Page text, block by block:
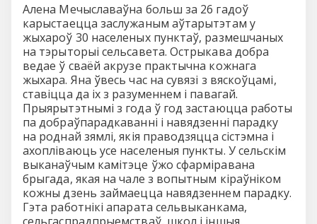
Алена Мечыславаўна больш за 26 гадоў
карыстаецца заслужаным аўтарытэтам у
жыхароў 30 населеных пунктаў, размешчаных
на тэрыторыі сельсавета. Острыкава добра
ведае ў сваёй акрузе практычна кожнага
жыхара. Яна ўвесь час на сувязі з вяскоўцамі,
ставіцца да іх з разуменнем і павагай.
Прыярытэтнымі з года ў год застаюцца работы
па добраўпарадкаванні і навядзенні парадку
на роднай зямлі, якія праводзяцца сістэмна і
ахопліваюць усе населеныя пункты. У сельскім
выканаўчым камітэце ўжо сфарміравана
брыгада, якая на чале з вопытным кіраўніком
кожны дзень займаецца навядзеннем парадку.
Гэта работнікі апарата сельвыканкама,
сельгаспрадпрыемстваў, школ і іншыя